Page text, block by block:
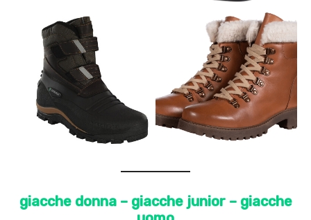
giacche donna – giacche junior – giacche